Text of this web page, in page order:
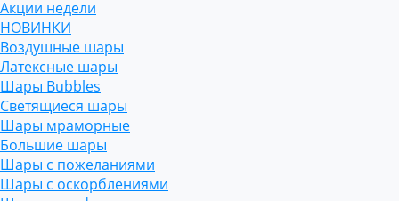
Акции недели
НОВИНКИ
Воздушные шары
Латексные шары
Шары Bubbles
Светящиеся шары
Шары мраморные
Большие шары
Шары с пожеланиями
Шары с оскорблениями